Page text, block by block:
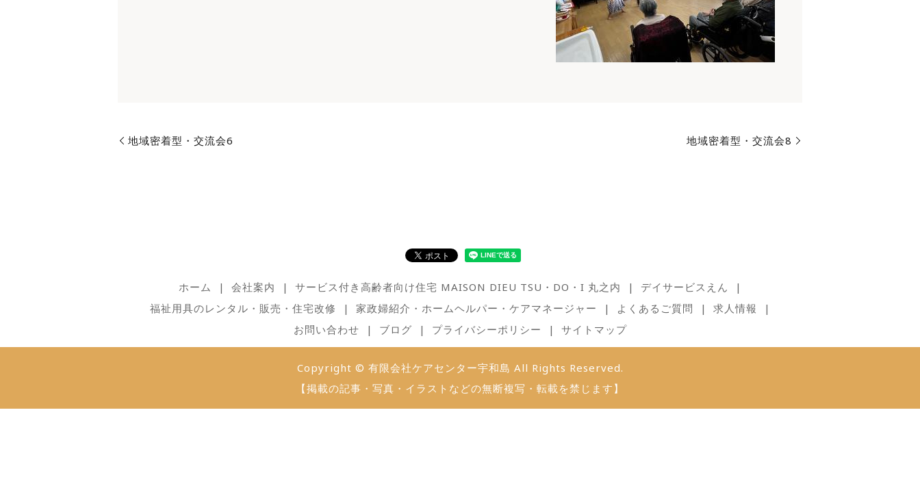
地域密着型・交流会6 地域密着型・交流会8
ホーム 会社案内 サービス付き高齢者向け住宅 MAISON DIEU TSU・DO・I 丸之内
デイサービスえん
福祉用具のレンタル・販売・住宅改修
家政婦紹介・ホームヘルパー・ケアマネージャー よくあるご質問
求人情報
お問い合わせ
ブログ プライバシーポリシー サイトマップ
Copyright © 有限会社ケアセンター宇和島 All Rights Reserved.
【掲載の記事・写真・イラストなどの無断複写・転載を禁じます】